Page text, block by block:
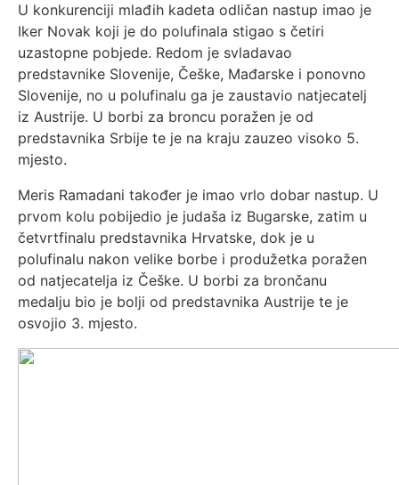
U konkurenciji mlađih kadeta odličan nastup imao je
Iker Novak koji je do polufinala stigao s četiri
uzastopne pobjede. Redom je svladavao
predstavnike Slovenije, Češke, Mađarske i ponovno
Slovenije, no u polufinalu ga je zaustavio natjecatelj
iz Austrije. U borbi za broncu poražen je od
predstavnika Srbije te je na kraju zauzeo visoko 5.
mjesto.
Meris Ramadani također je imao vrlo dobar nastup. U
prvom kolu pobijedio je judaša iz Bugarske, zatim u
četvrtfinalu predstavnika Hrvatske, dok je u
polufinalu nakon velike borbe i produžetka poražen
od natjecatelja iz Češke. U borbi za brončanu
medalju bio je bolji od predstavnika Austrije te je
osvojio 3. mjesto.